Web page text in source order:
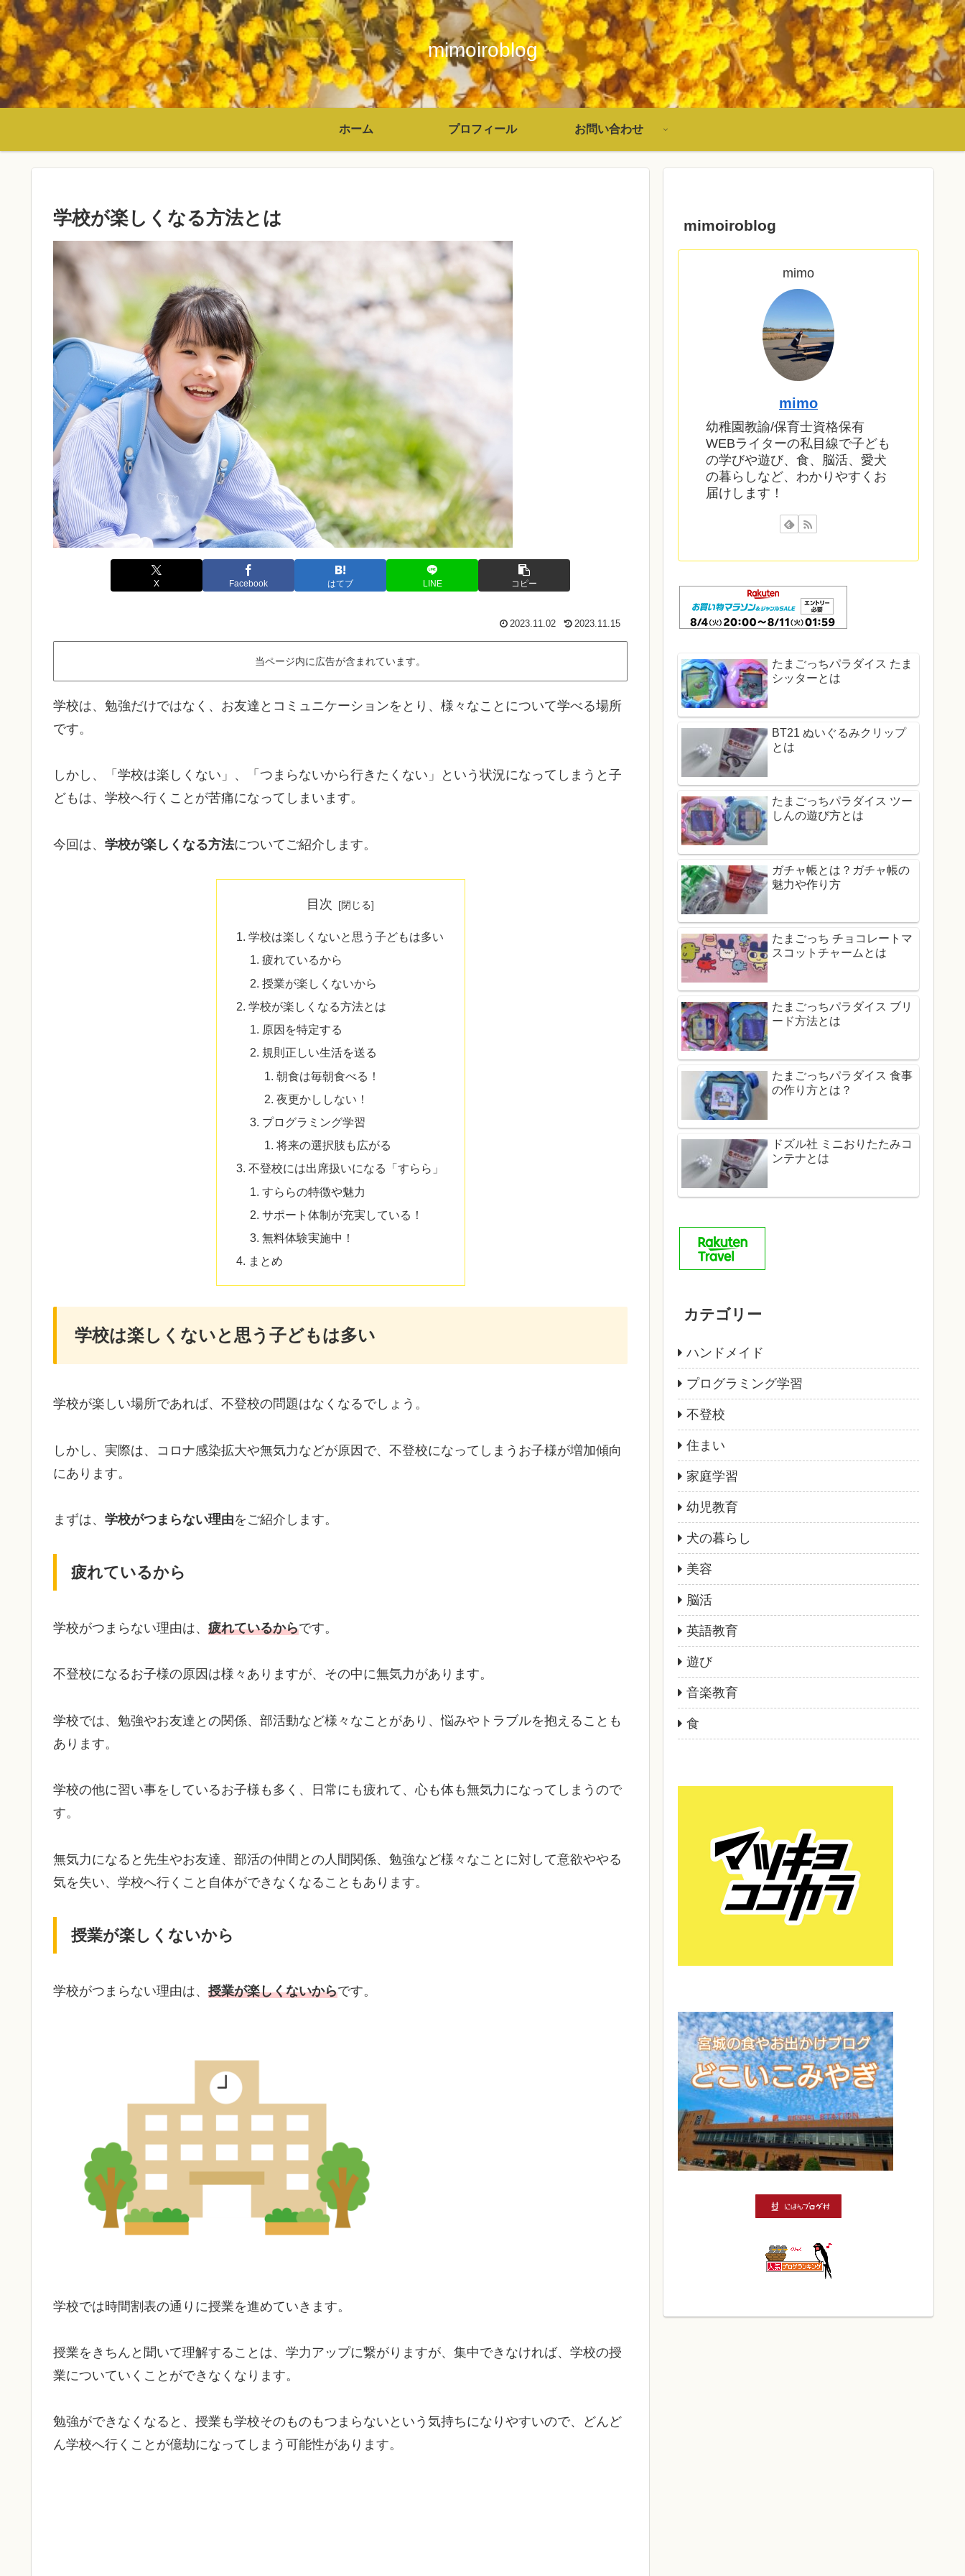
mimoiroblog
ホーム プロフィール お問い合わせ
学校が楽しくなる方法とは
X Facebook はてブ LINE コピー
2023.11.02 2023.11.15
当ページ内に広告が含まれています。
学校は、勉強だけではなく、お友達とコミュニケーションをとり、様々なことについて学べる場所
です。
しかし、「学校は楽しくない」、「つまらないから行きたくない」という状況になってしまうと子
どもは、学校へ行くことが苦痛になってしまいます。
今回は、 学校が楽しくなる方法についてご紹介します。
目次
学校は楽しくないと思う子どもは多い
疲れているから
授業が楽しくないから
学校が楽しくなる方法とは
原因を特定する
規則正しい生活を送る
朝食は毎朝食べる！
夜更かししない！
プログラミング学習
将来の選択肢も広がる
不登校には出席扱いになる「すらら」
すららの特徴や魅力
サポート体制が充実している！
無料体験実施中！
まとめ
学校は楽しくないと思う子どもは多い
学校が楽しい場所であれば、不登校の問題はなくなるでしょう。
しかし、実際は、コロナ感染拡大や無気力などが原因で、不登校になってしまうお子様が増加傾向
にあります。
まずは、 学校がつまらない理由をご紹介します。
疲れているから
学校がつまらない理由は、 疲れているからです。
不登校になるお子様の原因は様々ありますが、その中に無気力があります。
学校では、勉強やお友達との関係、部活動など様々なことがあり、悩みやトラブルを抱えることも
あります。
学校の他に習い事をしているお子様も多く、日常にも疲れて、心も体も無気力になってしまうので
す。
無気力になると先生やお友達、部活の仲間との人間関係、勉強など様々なことに対して意欲ややる
気を失い、学校へ行くこと自体ができなくなることもあります。
授業が楽しくないから
学校がつまらない理由は、 授業が楽しくないからです。
学校では時間割表の通りに授業を進めていきます。
授業をきちんと聞いて理解することは、学力アップに繋がりますが、集中できなければ、学校の授
業についていくことができなくなります。
勉強ができなくなると、授業も学校そのものもつまらないという気持ちになりやすいので、どんど
ん学校へ行くことが億劫になってしまう可能性があります。
mimoiroblog
mimo
mimo
幼稚園教諭/保育士資格保有
WEBライターの私目線で子ども
の学びや遊び、食、脳活、愛犬
の暮らしなど、わかりやすくお
届けします！
たまごっちパラダイス たま
シッターとは
BT21 ぬいぐるみクリップ
とは
たまごっちパラダイス ツー
しんの遊び方とは
ガチャ帳とは？ガチャ帳の
魅力や作り方
たまごっち チョコレートマ
スコットチャームとは
たまごっちパラダイス ブリ
ード方法とは
たまごっちパラダイス 食事
の作り方とは？
ドズル社 ミニおりたたみコ
ンテナとは
カテゴリー
ハンドメイド
プログラミング学習
不登校
住まい
家庭学習
幼児教育
犬の暮らし
美容
脳活
英語教育
遊び
音楽教育
食